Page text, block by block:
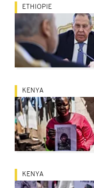
ETHIOPIE
KENYA
KENYA